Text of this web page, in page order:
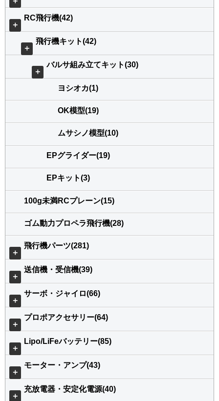
＋
RC飛行機(42)
＋
飛行機キット(42)
＋
バルサ組み立てキット(30)
ヨシオカ(1)
OK模型(19)
ムサシノ模型(10)
EPグライダー(19)
EPキット(3)
100g未満RCプレーン(15)
ゴム動力プロペラ飛行機(28)
＋
飛行機パーツ(281)
＋
送信機・受信機(39)
＋
サーボ・ジャイロ(66)
＋
プロポアクセサリー(64)
＋
Lipo/LiFeバッテリー(85)
＋
モーター・アンプ(43)
＋
充放電器・安定化電源(40)